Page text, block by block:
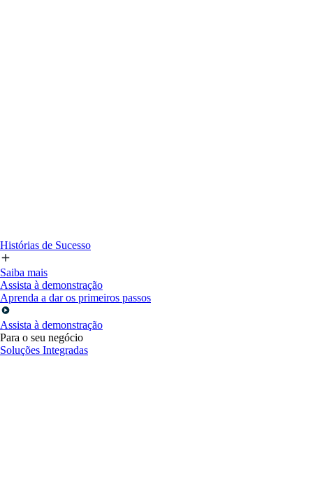
Histórias de Sucesso
Saiba mais
Assista à demonstração
Aprenda a dar os primeiros passos
Assista à demonstração
Para o seu negócio
Soluções Integradas